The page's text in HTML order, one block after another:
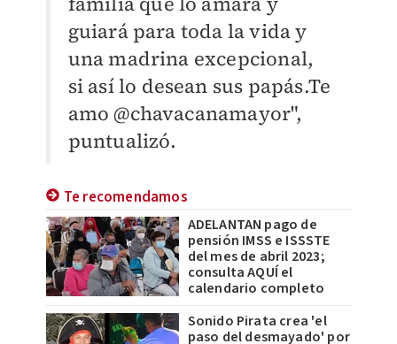
guiará para toda la vida y
una madrina excepcional,
si así lo desean sus papás.Te
amo @chavacanamayor",
puntualizó.
Te recomendamos
ADELANTAN pago de
pensión IMSS e ISSSTE
del mes de abril 2023;
consulta AQUÍ el
calendario completo
Sonido Pirata crea 'el
paso del desmayado' por